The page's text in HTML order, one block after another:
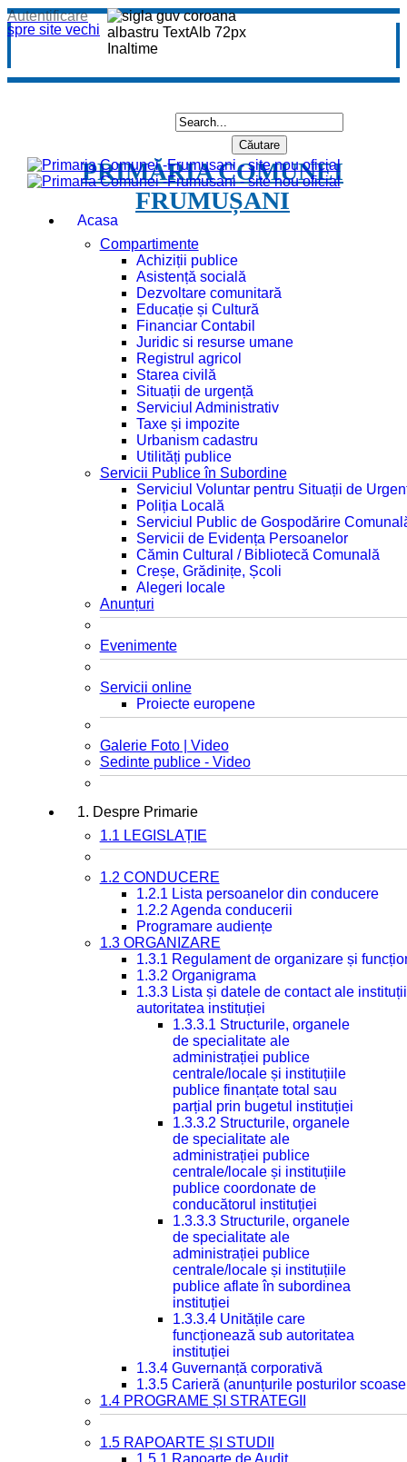
spre site vechi
Autentificare
PRIMĂRIA COMUNEI
FRUMUȘANI
Acasa
Compartimente
Achiziții publice
Asistență socială
Dezvoltare comunitară
Educație și Cultură
Financiar Contabil
Juridic si resurse umane
Registrul agricol
Starea civilă
Situații de urgență
Serviciul Administrativ
Taxe și impozite
Urbanism cadastru
Utilități publice
Servicii Publice în Subordine
Serviciul Voluntar pentru Situații de
Poliția Locală
Serviciul Public de Gospodărire
Servicii de Evidența Persoanelor
Cămin Cultural / Bibliotecă Comunală
Creșe, Grădinițe, Școli
Alegeri locale
Anunțuri
Evenimente
Servicii online
Proiecte europene
Galerie Foto | Video
Sedinte publice - Video
1. Despre Primarie
1.1 LEGISLAȚIE
1.2 CONDUCERE
1.2.1 Lista persoanelor din conducere
1.2.2 Agenda conducerii
Programare audiențe
1.3 ORGANIZARE
1.3.1 Regulament de organizare și
1.3.2 Organigrama
1.3.3 Lista și datele de contact ale
autoritatea instituției
1.3.3.1 Structurile, organele
de specialitate ale
administrației publice
centrale/locale și instituțiile
publice finanțate total sau
parțial prin bugetul instituției
1.3.3.2 Structurile, organele
de specialitate ale
administrației publice
centrale/locale și instituțiile
publice coordonate de
conducătorul instituției
1.3.3.3 Structurile, organele
de specialitate ale
administrației publice
centrale/locale și instituțiile
publice aflate în subordinea
instituției
1.3.3.4 Unitățile care
funcționează sub autoritatea
instituției
1.3.4 Guvernanță corporativă
1.3.5 Carieră (anunțurile posturilor
1.4 PROGRAME ȘI STRATEGII
1.5 RAPOARTE ȘI STUDII
1.5.1 Rapoarte de Audit